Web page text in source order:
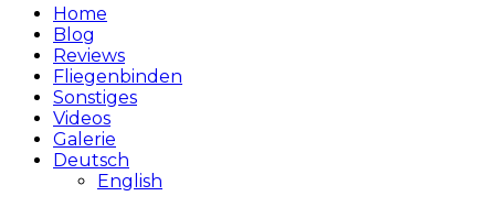
Home
Blog
Reviews
Fliegenbinden
Sonstiges
Videos
Galerie
Deutsch
English